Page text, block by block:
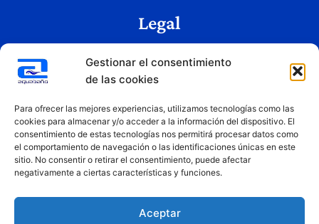
Gestionar el consentimiento
de las cookies
Para ofrecer las mejores experiencias, utilizamos tecnologías como las
cookies para almacenar y/o acceder a la información del dispositivo. El
consentimiento de estas tecnologías nos permitirá procesar datos como
el comportamiento de navegación o las identificaciones únicas en este
sitio. No consentir o retirar el consentimiento, puede afectar
negativamente a ciertas características y funciones.
Aceptar
Legal
Política de privacidad
Condiciones de uso
Copyright © 2026 Aquabaño | Todos los derechos reservados
Diseñado porInnovation Studio